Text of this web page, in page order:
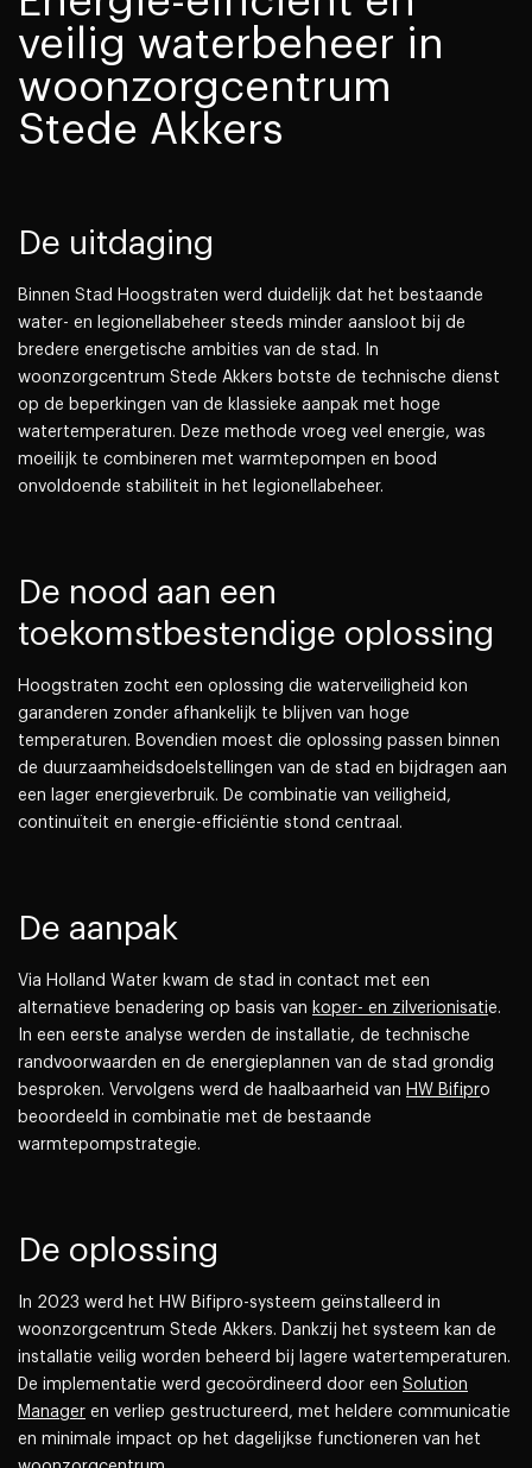
veilig waterbeheer in
woonzorgcentrum
Stede Akkers
De uitdaging
Binnen Stad Hoogstraten werd duidelijk dat het bestaande
water- en legionellabeheer steeds minder aansloot bij de
bredere energetische ambities van de stad. In
woonzorgcentrum Stede Akkers botste de technische dienst
op de beperkingen van de klassieke aanpak met hoge
watertemperaturen. Deze methode vroeg veel energie, was
moeilijk te combineren met warmtepompen en bood
onvoldoende stabiliteit in het legionellabeheer.
De nood aan een
toekomstbestendige oplossing
Hoogstraten zocht een oplossing die waterveiligheid kon
garanderen zonder afhankelijk te blijven van hoge
temperaturen. Bovendien moest die oplossing passen binnen
de duurzaamheidsdoelstellingen van de stad en bijdragen aan
een lager energieverbruik. De combinatie van veiligheid,
continuïteit en energie-efficiëntie stond centraal.
De aanpak
Via Holland Water kwam de stad in contact met een
alternatieve benadering op basis van koper- en zilverionisatie.
In een eerste analyse werden de installatie, de technische
randvoorwaarden en de energieplannen van de stad grondig
besproken. Vervolgens werd de haalbaarheid van HW Bifipro
beoordeeld in combinatie met de bestaande
warmtepompstrategie.
De oplossing
In 2023 werd het HW Bifipro-systeem geïnstalleerd in
woonzorgcentrum Stede Akkers. Dankzij het systeem kan de
installatie veilig worden beheerd bij lagere watertemperaturen.
De implementatie werd gecoördineerd door een Solution
Manager en verliep gestructureerd, met heldere communicatie
en minimale impact op het dagelijkse functioneren van het